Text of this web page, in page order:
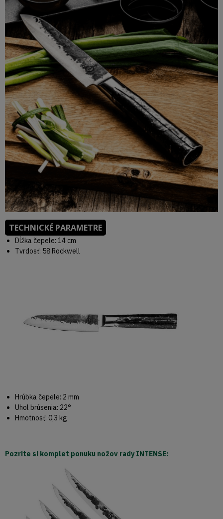
TECHNICKÉ PARAMETRE
Dĺžka čepele: 14 cm
Tvrdosť: 58 Rockwell
Hrúbka čepele: 2 mm
Uhol brúsenia: 22°
Hmotnosť: 0,3 kg
Pozrite si komplet ponuku nožov rady INTENSE: